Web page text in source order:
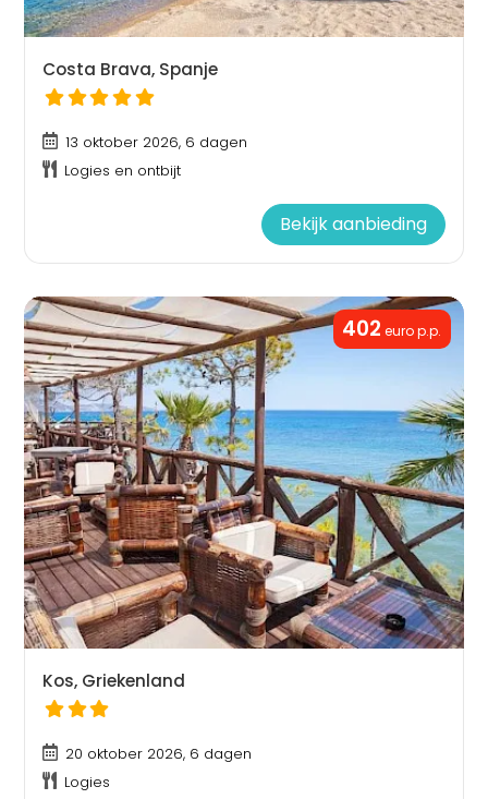
Costa Brava, Spanje
13 oktober 2026, 6 dagen
Logies en ontbijt
Bekijk aanbieding
402 euro p.p.
Kos, Griekenland
20 oktober 2026, 6 dagen
Logies